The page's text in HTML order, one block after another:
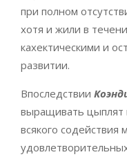
при полном
хотя и жили в
кахектическими и
развитии.
Впоследствии
выращивать цыплят
всякого содействия